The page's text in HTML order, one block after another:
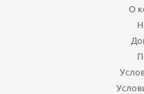
О